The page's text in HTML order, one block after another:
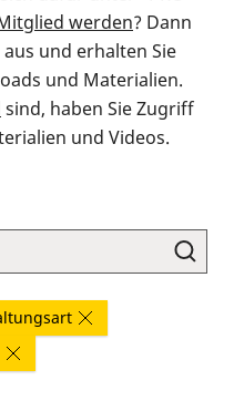
werden? Dann
aus und erhalten Sie
und Materialien.
sind, haben Sie Zugriff
und Videos.